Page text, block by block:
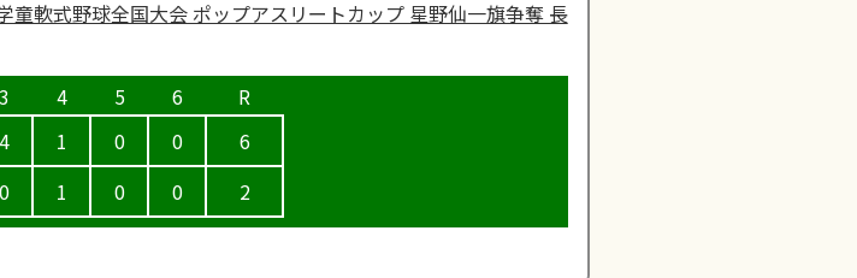
童軟式野球全国大会 ポップアスリートカップ 星野仙一旗争奪 長
4
0
1
1
0
0
0
0
6
2